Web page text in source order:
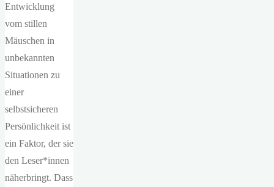
Entwicklung
vom stillen
Mäuschen in
unbekannten
Situationen zu
einer
selbstsicheren
Persönlichkeit ist
ein Faktor, der sie
den Leser*innen
näherbringt. Dass